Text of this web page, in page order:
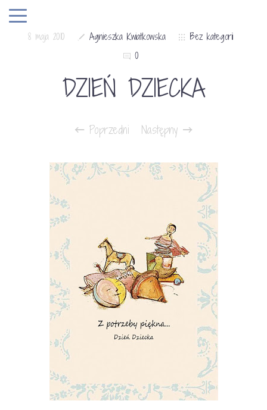
8 maja 2010 Agnieszka Kwiatkowska
Bez kategorii
0
DZIEŃ DZIECKA
Poprzedni Następny